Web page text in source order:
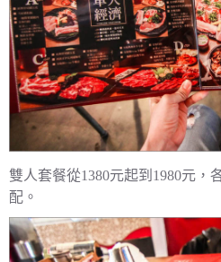
雙人套餐從1380元起到1980元，
配。